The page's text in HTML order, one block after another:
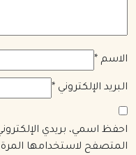
الاسم *
البريد الإلكتروني *
احفظ اسمي، بريدي
المتصفح لاستخدامها